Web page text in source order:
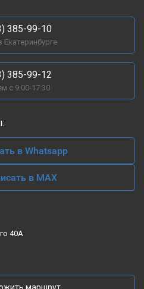
385-99-10
Екатеринбурге
385-99-12
с 9:00-17:30
в Whatsapp
в MAX
40А